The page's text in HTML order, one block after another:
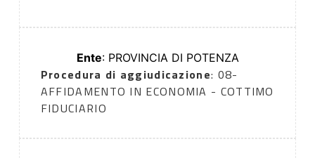
Ente: PROVINCIA DI POTENZA
Procedura di aggiudicazione: 08-
AFFIDAMENTO IN ECONOMIA - COTTIMO
FIDUCIARIO